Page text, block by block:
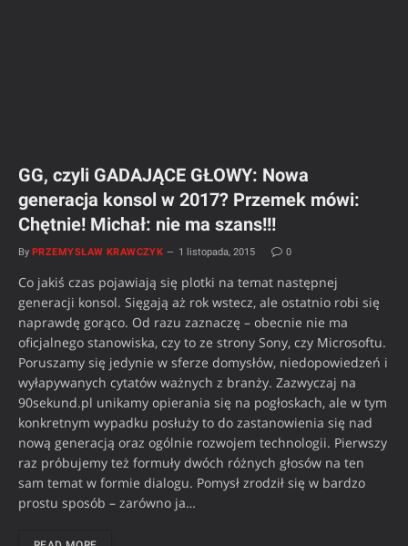
GG, czyli GADAJĄCE GŁOWY: Nowa
generacja konsol w 2017? Przemek mówi:
Chętnie! Michał: nie ma szans!!!
By PRZEMYSŁAW KRAWCZYK 1 listopada, 2015 0
Co jakiś czas pojawiają się plotki na temat następnej
generacji konsol. Sięgają aż rok wstecz, ale ostatnio robi się
naprawdę gorąco. Od razu zaznaczę – obecnie nie ma
oficjalnego stanowiska, czy to ze strony Sony, czy Microsoftu.
Poruszamy się jedynie w sferze domysłów, niedopowiedzeń i
wyłapywanych cytatów ważnych z branży. Zazwyczaj na
90sekund.pl unikamy opierania się na pogłoskach, ale w tym
konkretnym wypadku posłuży to do zastanowienia się nad
nową generacją oraz ogólnie rozwojem technologii. Pierwszy
raz próbujemy też formuły dwóch różnych głosów na ten
sam temat w formie dialogu. Pomysł zrodził się w bardzo
prostu sposób – zarówno ja…